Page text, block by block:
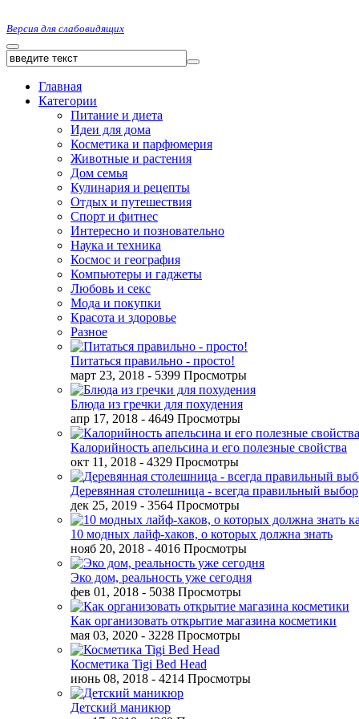
Версия для слабовидящих
Главная
Категории
Питание и диета
Идеи для дома
Косметика и парфюмерия
Животные и растения
Дом семья
Кулинария и рецепты
Отдых и путешествия
Спорт и фитнес
Интересно и позновательно
Наука и техника
Космос и география
Компьютеры и гаджеты
Любовь и секс
Мода и покупки
Красота и здоровье
Разное
Питаться правильно - просто!
март 23, 2018 - 5399 Просмотры
Блюда из гречки для похудения
апр 17, 2018 - 4649 Просмотры
Калорийность апельсина и его полезные свойства
окт 11, 2018 - 4329 Просмотры
Деревянная столешница - всегда правильный выбор
дек 25, 2019 - 3564 Просмотры
10 модных лайф-хаков, о которых должна знать
нояб 20, 2018 - 4016 Просмотры
Эко дом, реальность уже сегодня
фев 01, 2018 - 5038 Просмотры
Как организовать открытие магазина косметики
мая 03, 2020 - 3228 Просмотры
Косметика Tigi Bed Head
июнь 08, 2018 - 4214 Просмотры
Детский маникюр